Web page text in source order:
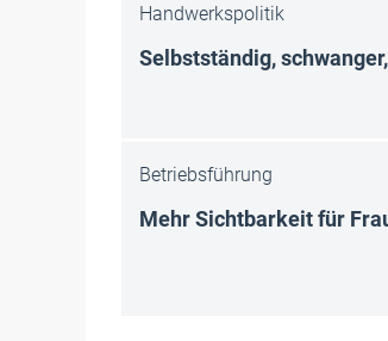
Handwerkspolitik
Selbstständig,
Betriebsführung
Mehr Sichtbarkeit für